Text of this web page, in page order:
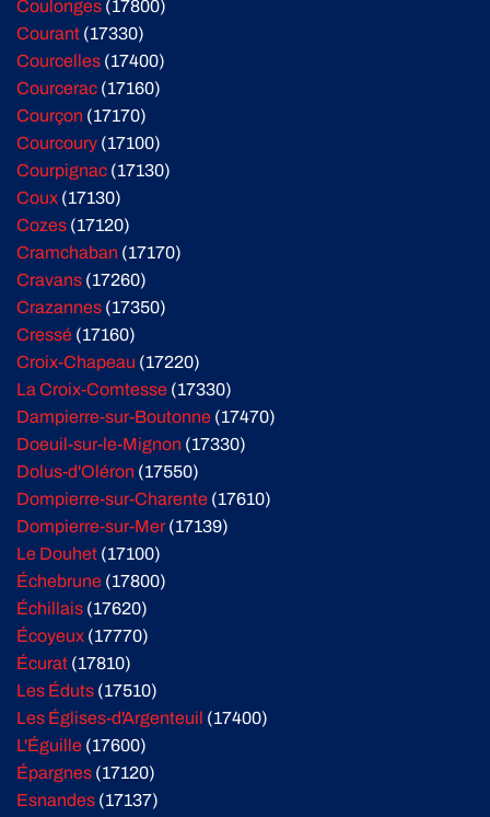
Coulonges (17800)
Courant (17330)
Courcelles (17400)
Courcerac (17160)
Courçon (17170)
Courcoury (17100)
Courpignac (17130)
Coux (17130)
Cozes (17120)
Cramchaban (17170)
Cravans (17260)
Crazannes (17350)
Cressé (17160)
Croix-Chapeau (17220)
La Croix-Comtesse (17330)
Dampierre-sur-Boutonne (17470)
Doeuil-sur-le-Mignon (17330)
Dolus-d'Oléron (17550)
Dompierre-sur-Charente (17610)
Dompierre-sur-Mer(17139)
Le Douhet (17100)
Échebrune (17800)
Échillais (17620)
Écoyeux (17770)
Écurat (17810)
Les Éduts (17510)
Les Églises-d'Argenteuil (17400)
L'Éguille (17600)
Épargnes (17120)
Esnandes (17137)